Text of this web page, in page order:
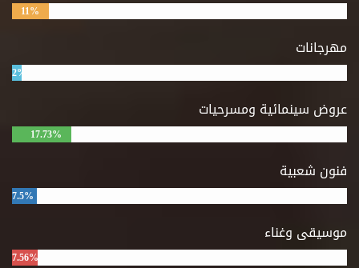
11%
مهرجانات
2%
عروض سينمائية ومسرحيات
17.73%
فنون شعبية
7.5%
موسيقى وغناء
7.56%